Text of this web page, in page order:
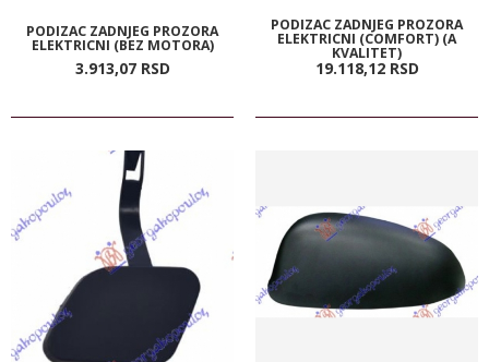
PODIZAC ZADNJEG PROZORA
ELEKTRICNI (BEZ MOTORA)
3.913,07 RSD
PODIZAC ZADNJEG PROZORA
ELEKTRICNI (COMFORT) (A
KVALITET)
19.118,12 RSD